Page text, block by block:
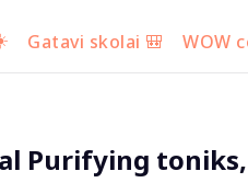
Gatavi skolai 🎒 WOW
Purifying